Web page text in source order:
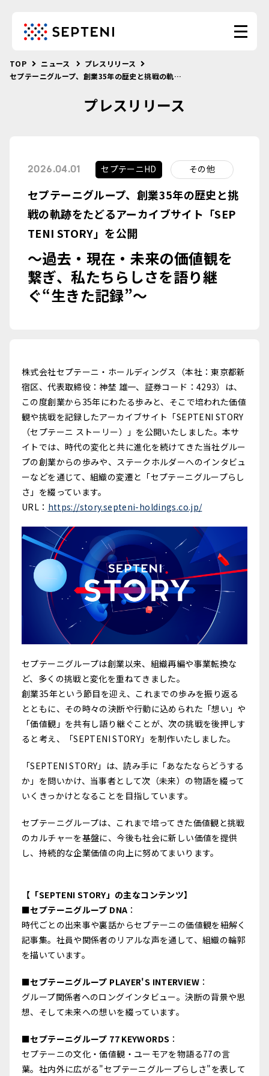
TOP ニュース
プレスリリース
セプテーニグループ、創業35年の歴史と挑戦の軌跡をたどるアーカイブサイト「SEPTENI STORY」を公開
プレスリリース
2026.04.01 セプテーニHD その他
セプテーニグループ、創業35年の歴史と挑
戦の軌跡をたどるアーカイブサイト「SEP
TENI STORY」を公開
～過去・現在・未来の価値観を
繋ぎ、私たちらしさを語り継
ぐ“生きた記録”～
株式会社セプテーニ・ホールディングス（本社：東京都新
宿区、代表取締役：神埜 雄一、証券コード：4293）は、
この度創業から35年にわたる歩みと、そこで培われた価値
観や挑戦を記録したアーカイブサイト「SEPTENI STORY
（セプテーニ ストーリー）」を公開いたしました。本サ
イトでは、時代の変化と共に進化を続けてきた当社グルー
プの創業からの歩みや、ステークホルダーへのインタビュ
ーなどを通じて、組織の変遷と「セプテーニグループらし
さ」を綴っています。
URL： https://story.septeni-holdings.co.jp/
セプテーニグループは創業以来、組織再編や事業転換な
ど、多くの挑戦と変化を重ねてきました。
創業35年という節目を迎え、これまでの歩みを振り返る
とともに、その時々の決断や行動に込められた「想い」や
「価値観」を共有し語り継ぐことが、次の挑戦を後押しす
ると考え、「SEPTENI STORY」を制作いたしました。
「SEPTENI STORY」は、読み手に「あなたならどうする
か」を問いかけ、当事者として次（未来）の物語を綴って
いくきっかけとなることを目指しています。
セプテーニグループは、これまで培ってきた価値観と挑戦
のカルチャーを基盤に、今後も社会に新しい価値を提供
し、持続的な企業価値の向上に努めてまいります。
【「SEPTENI STORY」の主なコンテンツ】
■セプテーニグループ DNA ：
時代ごとの出来事や裏話からセプテーニの価値観を紐解く
記事集。社員や関係者のリアルな声を通して、組織の輪郭
を描いています。
■セプテーニグループ PLAYER'S INTERVIEW：
グループ関係者へのロングインタビュー。決断の背景や思
想、そして未来への想いを綴っています。
■セプテーニグループ 77 KEYWORDS ：
セプテーニの文化・価値観・ユーモアを物語る77の言
葉。社内外に広がる"セプテーニグループらしさ"を表して